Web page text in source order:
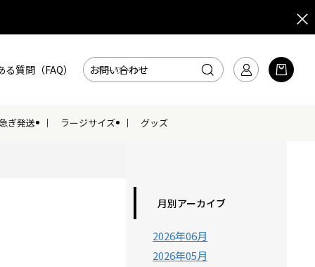
る質問（FAQ） お問い合わせ
ぎ発送 ラージサイズ グッズ
月別アーカイブ
2026年06月
2026年05月